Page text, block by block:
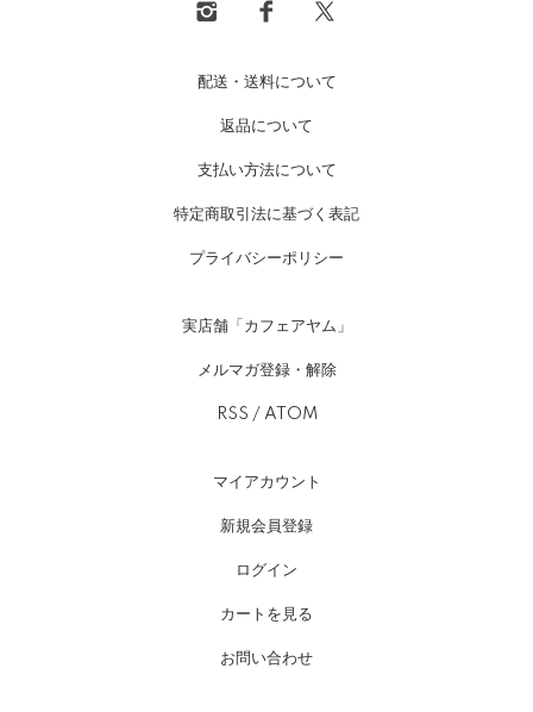
配送・送料について
返品について
支払い方法について
特定商取引法に基づく表記
プライバシーポリシー
実店舗「カフェアヤム」
メルマガ登録・解除
RSS / ATOM
マイアカウント
新規会員登録
ログイン
カートを見る
お問い合わせ